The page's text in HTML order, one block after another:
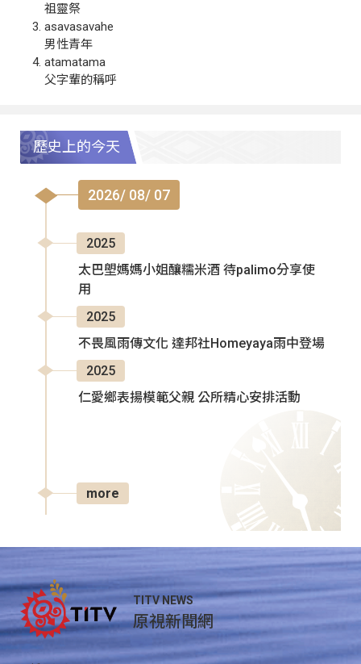
祖靈祭
asavasavahe
男性青年
atamatama
父字輩的稱呼
歷史上的今天
2026/ 08/ 07
2025
太巴塱媽媽小姐釀糯米酒 待palimo分享使
用
2025
不畏風雨傳文化 達邦社Homeyaya雨中登場
2025
仁愛鄉表揚模範父親 公所精心安排活動
more
TITV NEWS
原視新聞網